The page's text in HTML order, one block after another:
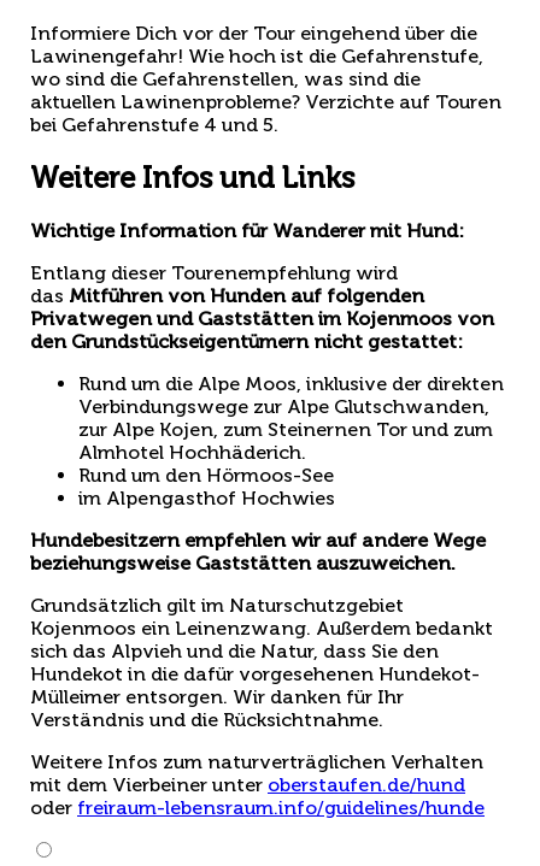
Informiere Dich vor der Tour eingehend über die
Lawinengefahr! Wie hoch ist die Gefahrenstufe,
wo sind die Gefahrenstellen, was sind die
aktuellen Lawinenprobleme? Verzichte auf Touren
bei Gefahrenstufe 4 und 5.
Weitere Infos und Links
Wichtige Information für Wanderer mit Hund:
Entlang dieser Tourenempfehlung wird
das Mitführen von Hunden auf folgenden
Privatwegen und Gaststätten im Kojenmoos von
den Grundstückseigentümern nicht gestattet:
Rund um die Alpe Moos, inklusive der direkten
Verbindungswege zur Alpe Glutschwanden,
zur Alpe Kojen, zum Steinernen Tor und zum
Almhotel Hochhäderich.
Rund um den Hörmoos-See
im Alpengasthof Hochwies
Hundebesitzern empfehlen wir auf andere Wege
beziehungsweise Gaststätten auszuweichen.
Grundsätzlich gilt im Naturschutzgebiet
Kojenmoos ein Leinenzwang. Außerdem bedankt
sich das Alpvieh und die Natur, dass Sie den
Hundekot in die dafür vorgesehenen Hundekot-
Mülleimer entsorgen. Wir danken für Ihr
Verständnis und die Rücksichtnahme.
Weitere Infos zum naturverträglichen Verhalten
mit dem Vierbeiner unter oberstaufen.de/hund
oder freiraum-lebensraum.info/guidelines/hunde